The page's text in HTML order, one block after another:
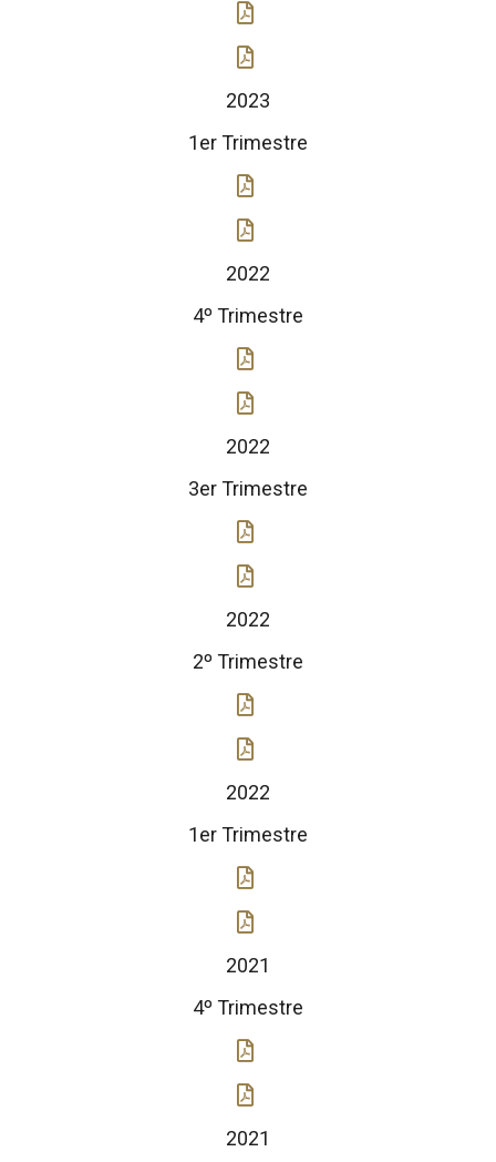
2023
1er Trimestre
2022
4º Trimestre
2022
3er Trimestre
2022
2º Trimestre
2022
1er Trimestre
2021
4º Trimestre
2021